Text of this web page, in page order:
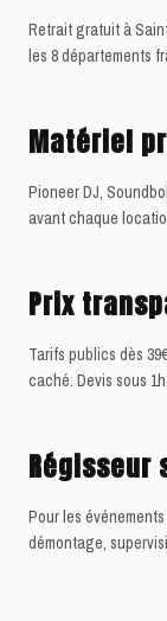
Retrait gratuit à
les 8 départements
Matériel
Pioneer DJ,
avant chaque
Prix
Tarifs publics dès
caché. Devis sous 1h.
Régisseur
Pour les
démontage,